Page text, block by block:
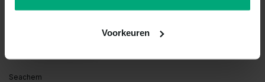
Voorkeuren
Seachem